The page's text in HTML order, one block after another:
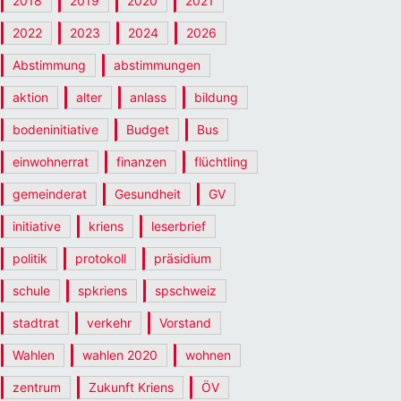
2022 2023 2024 2026
Abstimmung abstimmungen
aktion alter anlass bildung
bodeninitiative Budget Bus
einwohnerrat finanzen flüchtling
gemeinderat Gesundheit GV
initiative kriens leserbrief
politik protokoll präsidium
schule spkriens spschweiz
stadtrat verkehr Vorstand
Wahlen wahlen 2020 wohnen
zentrum Zukunft Kriens ÖV